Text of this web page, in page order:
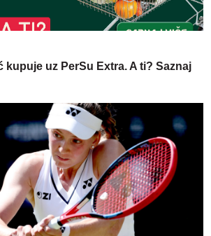
kupuje uz PerSu Extra. A ti? Saznaj